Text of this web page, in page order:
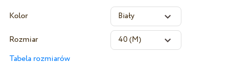
Kolor
Rozmiar
Tabela rozmiarów